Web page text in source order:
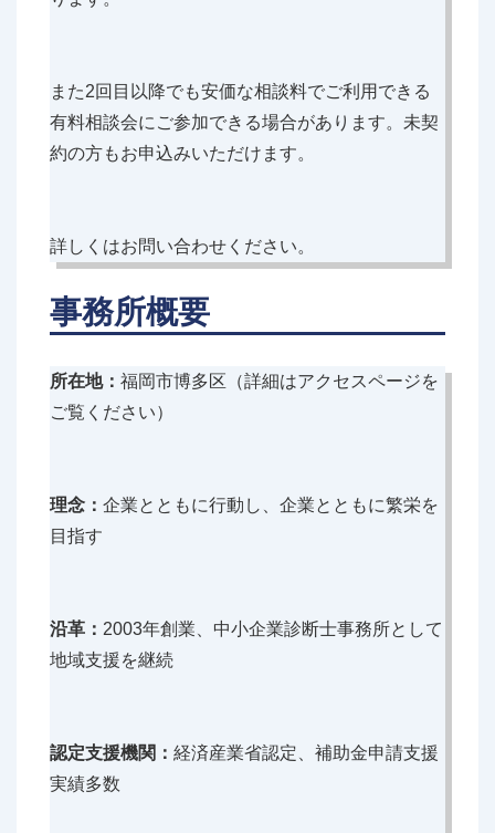
また2回目以降でも安価な相談料でご利用できる
有料相談会にご参加できる場合があります。未契
約の方もお申込みいただけます。
詳しくはお問い合わせください。
事務所概要
所在地： 福岡市博多区（詳細はアクセスページを
ご覧ください）
理念： 企業とともに行動し、企業とともに繁栄を
目指す
沿革： 2003年創業、中小企業診断士事務所として
地域支援を継続
認定支援機関： 経済産業省認定、補助金申請支援
実績多数